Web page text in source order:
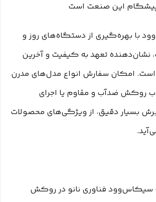
این صنعت است
با بهره‌گیری از دستگاه‌های روز و
نشان‌دهنده تعهد به کیفیت و آخرین
امکان سفارش انواع مدل‌های مدرن
روکش ضدآب و مقاوم یا اجرای
بسیار دقیق، از ویژگی‌های محصولات
سیکاس‌وود فناوری نانو در روکش